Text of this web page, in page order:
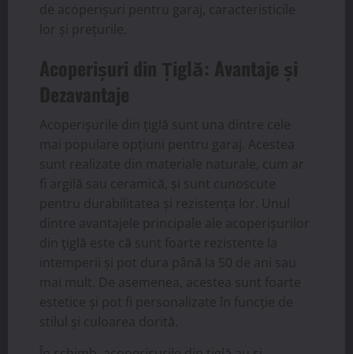
de acoperișuri pentru garaj, caracteristicile
lor și prețurile.
Acoperișuri din Țiglă: Avantaje și
Dezavantaje
Acoperișurile din țiglă sunt una dintre cele
mai populare opțiuni pentru garaj. Acestea
sunt realizate din materiale naturale, cum ar
fi argilă sau ceramică, și sunt cunoscute
pentru durabilitatea și rezistența lor. Unul
dintre avantajele principale ale acoperișurilor
din țiglă este că sunt foarte rezistente la
intemperii și pot dura până la 50 de ani sau
mai mult. De asemenea, acestea sunt foarte
estetice și pot fi personalizate în funcție de
stilul și culoarea dorită.